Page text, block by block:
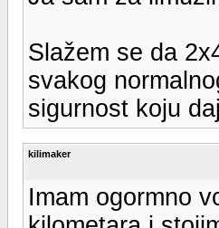
Slažem se da
svakog
sigurnost koju
kilimaker
Imam ogormno